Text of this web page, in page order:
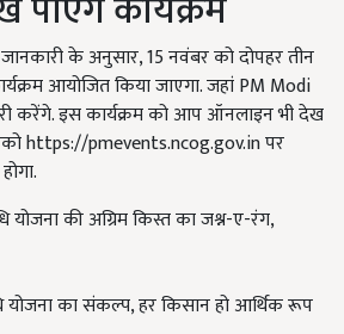
जानकारी के अनुसार, 15 नवंबर को दोपहर तीन
आयोजित किया जाएगा. जहां PM Modi
करेंगे. इस कार्यक्रम को आप ऑनलाइन भी देख
https://pmevents.ncog.gov.in पर
योजना की अग्रिम किस्त का जश्न-ए-रंग,
योजना का संकल्प, हर किसान हो आर्थिक रूप